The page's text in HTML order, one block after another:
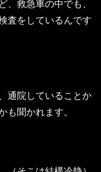
、救急車の中でも、
査をしているんです
通院していることか
も聞かれます。